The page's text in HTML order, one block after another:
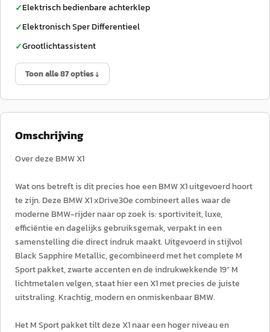
✓Elektrisch bedienbare achterklep
✓Elektronisch Sper Differentieel
✓Grootlichtassistent
Toon alle 87 opties ↓
Omschrijving
Over deze BMW X1
Wat ons betreft is dit precies hoe een BMW X1 uitgevoerd hoort
te zijn. Deze BMW X1 xDrive30e combineert alles waar de
moderne BMW-rijder naar op zoek is: sportiviteit, luxe,
efficiëntie en dagelijks gebruiksgemak, verpakt in een
samenstelling die direct indruk maakt. Uitgevoerd in stijlvol
Black Sapphire Metallic, gecombineerd met het complete M
Sport pakket, zwarte accenten en de indrukwekkende 19” M
lichtmetalen velgen, staat hier een X1 met precies de juiste
uitstraling. Krachtig, modern en onmiskenbaar BMW.
Het M Sport pakket tilt deze X1 naar een hoger niveau en